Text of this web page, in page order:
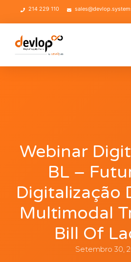
214 229 110
Webinar
BL –
Digitalização
Multimodal
Bill Of
Setembro 30,